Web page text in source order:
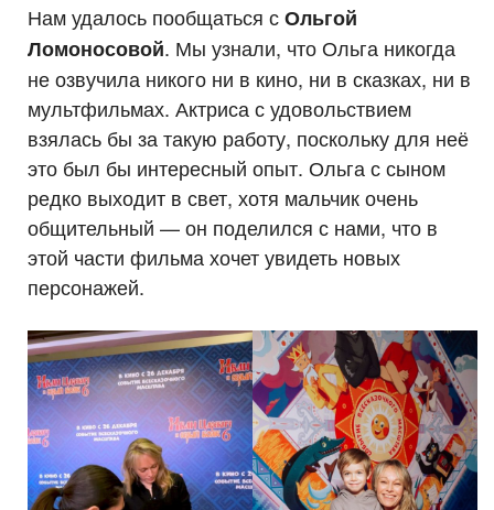
Нам удалось пообщаться сОльгой
Ломоносовой. Мы узнали, что Ольга никогда
не озвучила никого ни в кино, ни в сказках, ни в
мультфильмах. Актриса с удовольствием
взялась бы за такую работу, поскольку для неё
это был бы интересный опыт. Ольга с сыном
редко выходит в свет, хотя мальчик очень
общительный — он поделился с нами, что в
этой части фильма хочет увидеть новых
персонажей.